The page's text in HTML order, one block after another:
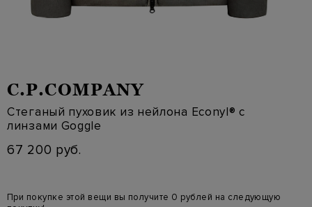
C.P.COMPANY
Стеганый пуховик из нейлона Econyl® с
линзами Goggle
67 200 руб.
При покупке этой вещи вы получите 0 рублей на следующую